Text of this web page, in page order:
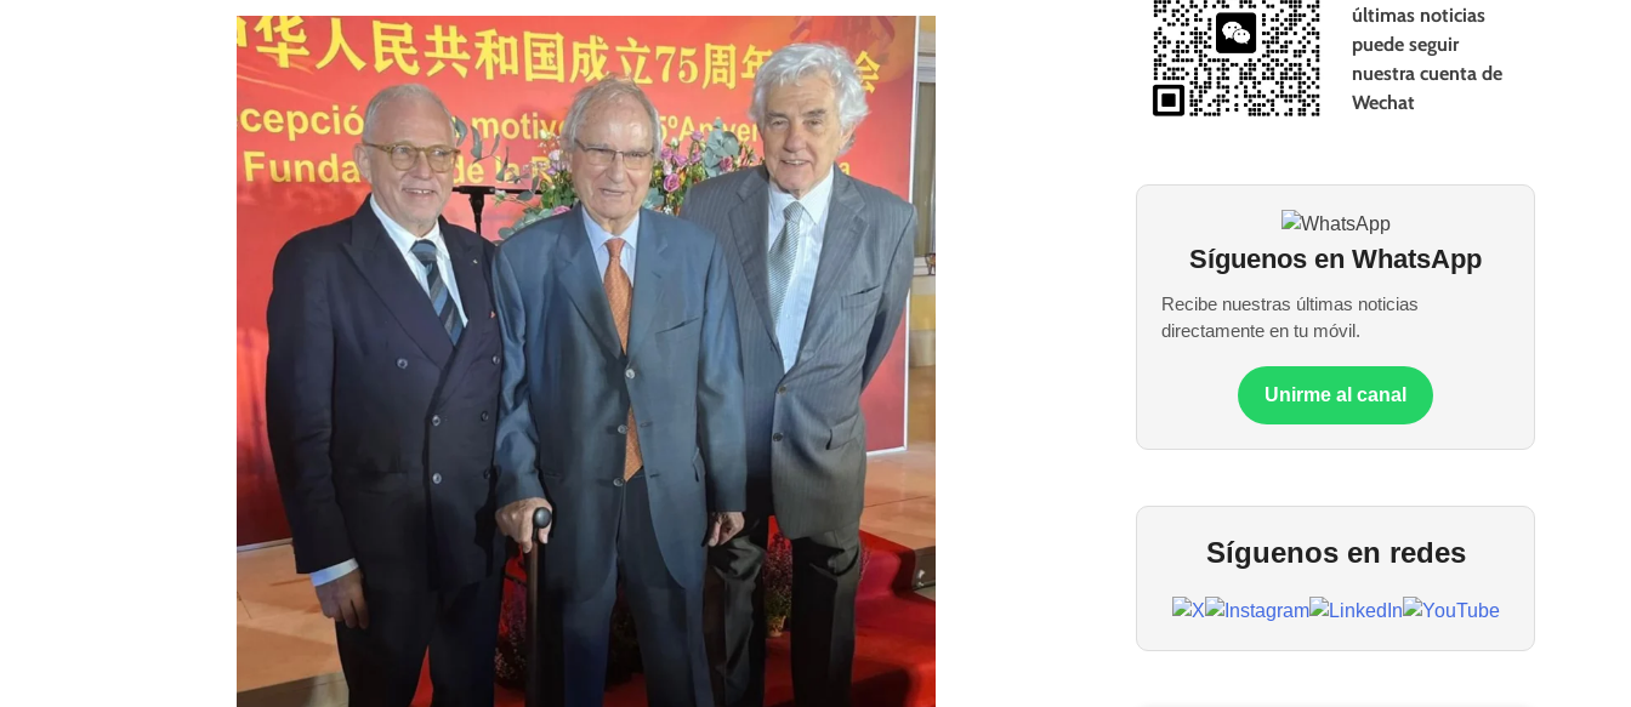
últimas noticias
puede seguir
nuestra cuenta de
Wechat
Síguenos en WhatsApp
Recibe nuestras últimas noticias
directamente en tu móvil.
Unirme al canal
Síguenos en redes